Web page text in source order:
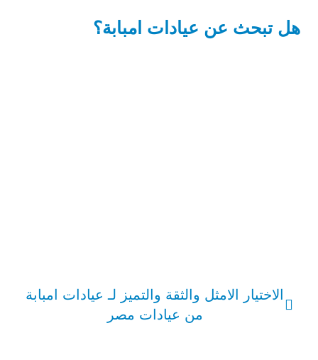
هل تبحث عن عيادات امبابة؟
الاختيار الامثل والثقة والتميز لـ عيادات امبابة
من عيادات مصر